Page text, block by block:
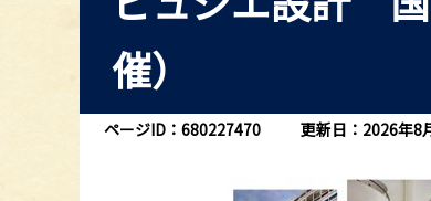
催）
ページID：680227470 更新日：2026年8